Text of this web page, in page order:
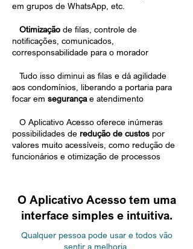
em grupos de WhatsApp, etc.
Otimização de filas, controle de
notificações, comunicados,
corresponsabilidade para o morador
Tudo isso diminui as filas e dá agilidade
aos condomínios, liberando a portaria para
focar em segurança e atendimento
O Aplicativo Acesso oferece inúmeras
possibilidades de redução de custos por
valores muito acessíveis, como redução de
funcionários e otimização de processos
O Aplicativo Acesso tem uma
interface simples e intuitiva.
Qualquer pessoa pode usar e todos vão
sentir a melhoria.